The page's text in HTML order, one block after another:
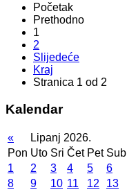
Početak
Prethodno
1
2
Slijedeće
Kraj
Stranica 1 od 2
Kalendar
« Lipanj 2026.
Pon Uto Sri Čet Pet Sub
1
2 3 4 5 6
8
9 10 11 12 13